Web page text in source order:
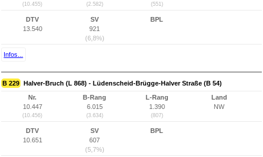
(10.455) (2.582) (551)
DTV
13.540
SV
921
(6,8%)
BPL
Infos...
B 229 Halver-Bruch (L 868) - Lüdenscheid-Brügge-Halver Straße (B 54)
Nr.
10.447
(10.456)
B-Rang
6.015
(3.634)
L-Rang
1.390
(807)
Land
NW
DTV
10.651
SV
607
(5,7%)
BPL